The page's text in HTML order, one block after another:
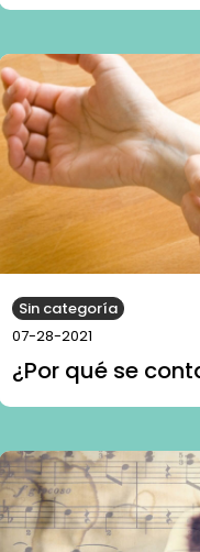
Sin categoría
07-28-2021
¿Por qué se